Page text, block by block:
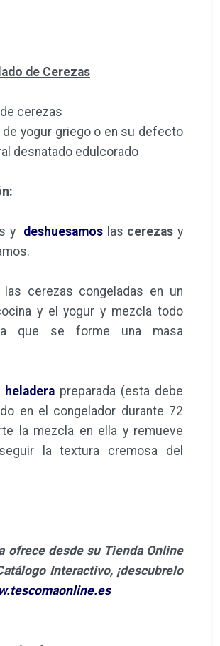
de Cerezas
cerezas
de yogur griego o en su defecto
desnatado edulcorado
y deshuesamos las cerezasy
las cerezas congeladas en un
y el yogur y mezcla todo
que se forme una masa
heladera preparada (esta debe
en el congelador durante 72
la mezcla en ella y remueve
la textura cremosa del
ofrece desde su Tienda Online
Interactivo, ¡descubrelo